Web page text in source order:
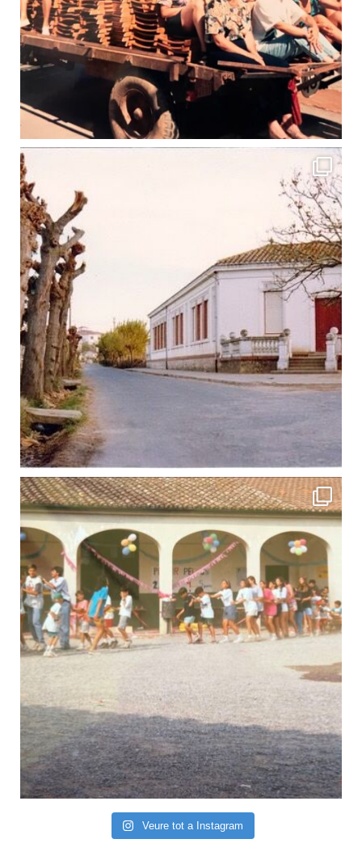
Veure tot a Instagram